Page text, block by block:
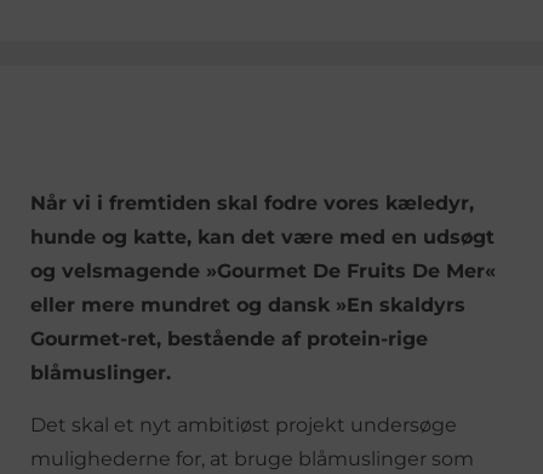
Når vi i fremtiden skal fodre vores kæledyr,
hunde og katte, kan det være med en udsøgt
og velsmagende »Gourmet De Fruits De Mer«
eller mere mundret og dansk »En skaldyrs
Gourmet-ret, bestående af protein-rige
blåmuslinger.
Det skal et nyt ambitiøst projekt undersøge
mulighederne for, at bruge blåmuslinger som